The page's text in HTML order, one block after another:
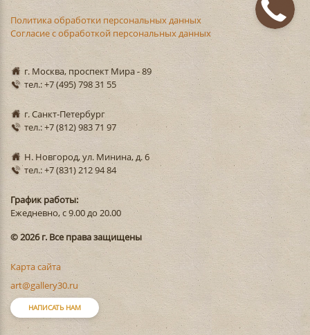
Политика обработки персональных данных
Согласие с обработкой персональных данных
г. Москва, проспект Мира - 89
тел.: +7 (495) 798 31 55
г. Санкт-Петербург
тел.: +7 (812) 983 71 97
Н. Новгород, ул. Минина, д. 6
тел.: +7 (831) 212 94 84
График работы:
Ежедневно, с 9.00 до 20.00
© 2026 г. Все права защищены
Карта сайта
art@gallery30.ru
НАПИСАТЬ НАМ